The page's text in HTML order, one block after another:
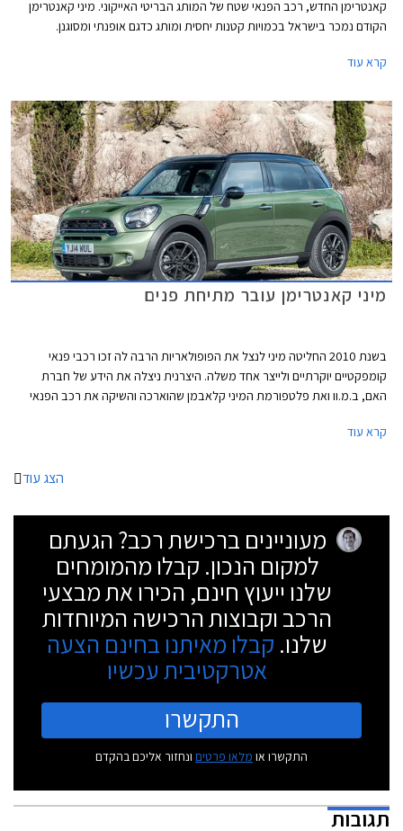
קאנטרימן החדש, רכב הפנאי שטח של המותג הבריטי האייקוני. מיני קאנטרימן
הקודם נמכר בישראל בכמויות קטנות יחסית ומותג כדגם אופנתי ומסוגנן.
נוסעים מרווח, אבזור נוחות עשיר, ואבזור בטיחות מתקדם.
קרא עוד
מיני קאנטרימן עובר מתיחת פנים
בשנת 2010 החליטה מיני לנצל את הפופולאריות הרבה לה זכו רכבי פנאי
קומפקטיים יוקרתיים ולייצר אחד משלה. היצרנית ניצלה את הידע של חברת
האם, ב.מ.וו ואת פלטפורמת המיני קלאבמן שהוארכה והשיקה את רכב הפנאי
יורק, עובר הקאנטרימן מתיחת פנים של אמצע החיים.
קרא עוד
הצג עוד
מעוניינים ברכישת רכב? הגעתם
למקום הנכון. קבלו מהמומחים
שלנו ייעוץ חינם, הכירו את מבצעי
הרכב וקבוצות הרכישה המיוחדות
שלנו. קבלו מאיתנו בחינם הצעה
אטרקטיבית עכשיו
התקשרו
התקשרו או מלאו פרטים ונחזור אליכם בהקדם
תגובות